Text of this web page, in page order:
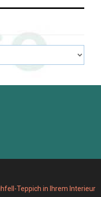
Teppich in Ihrem Interieur